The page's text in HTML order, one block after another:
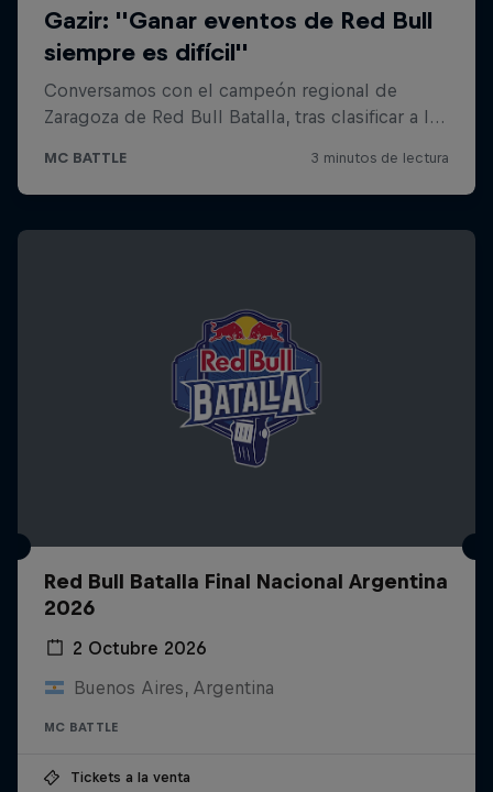
Red Bull Batalla Final Nacional Argentina
2026
2 Octubre 2026
Buenos Aires, Argentina
MC BATTLE
Tickets a la venta